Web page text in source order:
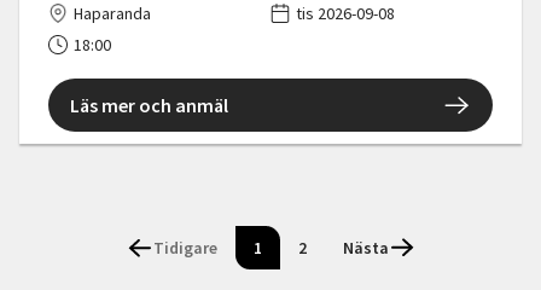
Haparanda
tis 2026-09-08
18:00
Läs mer och anmäl
Tidigare 1 2 Nästa